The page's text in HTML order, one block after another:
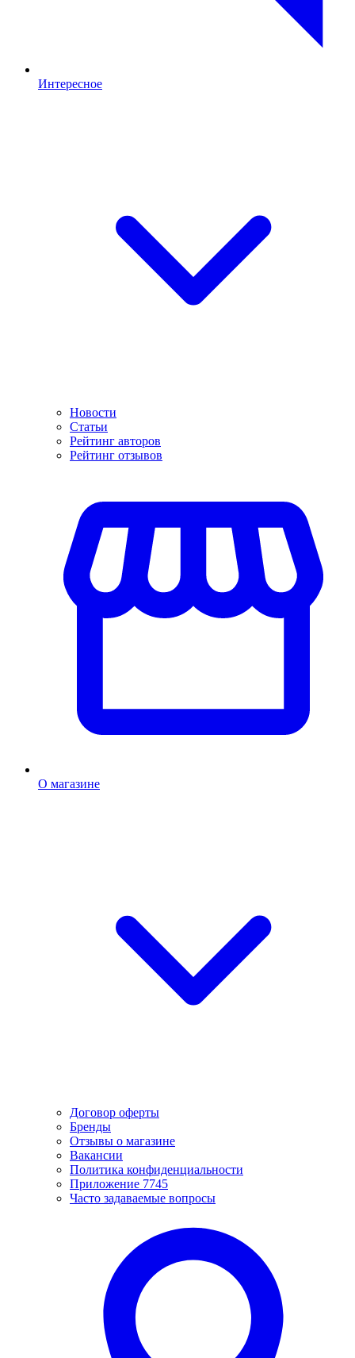
Интересное
Новости
Статьи
Рейтинг авторов
Рейтинг отзывов
О магазине
Договор оферты
Бренды
Отзывы о магазине
Вакансии
Политика конфиденциальности
Приложение 7745
Часто задаваемые вопросы